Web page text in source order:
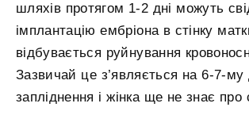
шляхів протягом 1-2 дні можуть
імплантацію ембріона в стінку
відбувається руйнування
Зазвичай це з’являється на 6-7-му
запліднення і жінка ще не знає про